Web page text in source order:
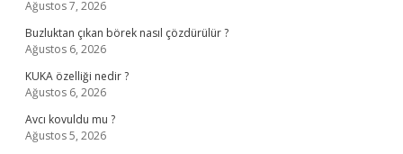
Ağustos 7, 2026
Buzluktan çıkan börek nasıl çözdürülür ?
Ağustos 6, 2026
KUKA özelliği nedir ?
Ağustos 6, 2026
Avcı kovuldu mu ?
Ağustos 5, 2026